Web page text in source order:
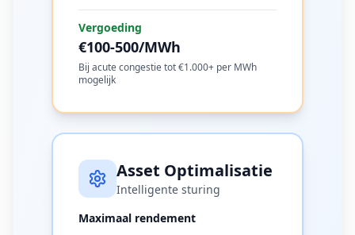
Vergoeding
€100-500/MWh
Bij acute congestie tot €1.000+ per MWh
mogelijk
Asset Optimalisatie
Intelligente sturing
Maximaal rendement